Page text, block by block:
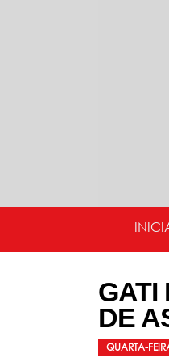
GATI
DE
QUARTA-